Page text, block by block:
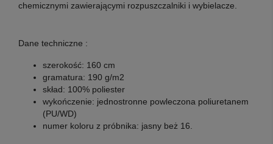
chemicznymi zawierającymi rozpuszczalniki i wybielacze.
Dane techniczne :
szerokość: 160 cm
gramatura: 190 g/m2
skład: 100% poliester
wykończenie: jednostronne powleczona poliuretanem
(PU/WD)
numer koloru z próbnika: jasny beż 16.